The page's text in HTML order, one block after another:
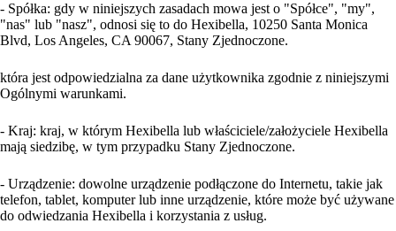
- Spółka: gdy w niniejszych zasadach mowa jest o "Spółce", "my",
"nas" lub "nasz", odnosi się to do Hexibella, 10250 Santa Monica
Blvd, Los Angeles, CA 90067, Stany Zjednoczone.
która jest odpowiedzialna za dane użytkownika zgodnie z niniejszymi
Ogólnymi warunkami.
- Kraj: kraj, w którym Hexibella lub właściciele/założyciele Hexibella
mają siedzibę, w tym przypadku Stany Zjednoczone.
- Urządzenie: dowolne urządzenie podłączone do Internetu, takie jak
telefon, tablet, komputer lub inne urządzenie, które może być używane
do odwiedzania Hexibella i korzystania z usług.